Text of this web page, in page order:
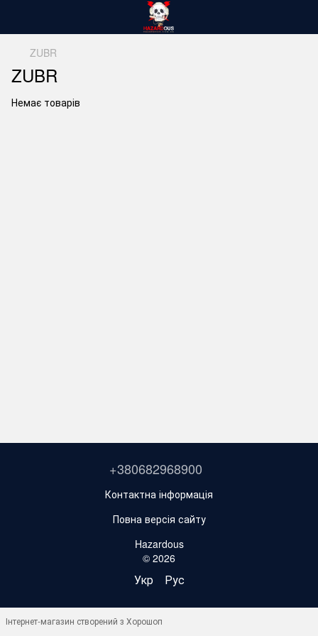
ZUBR
ZUBR
Немає товарів
+380682968900
Контактна інформація
Повна версія сайту
Hazardous
© 2026
Укр Рус
Інтернет-магазин створений з Хорошоп